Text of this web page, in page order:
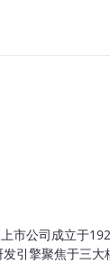
公司成立于
引擎聚焦于三